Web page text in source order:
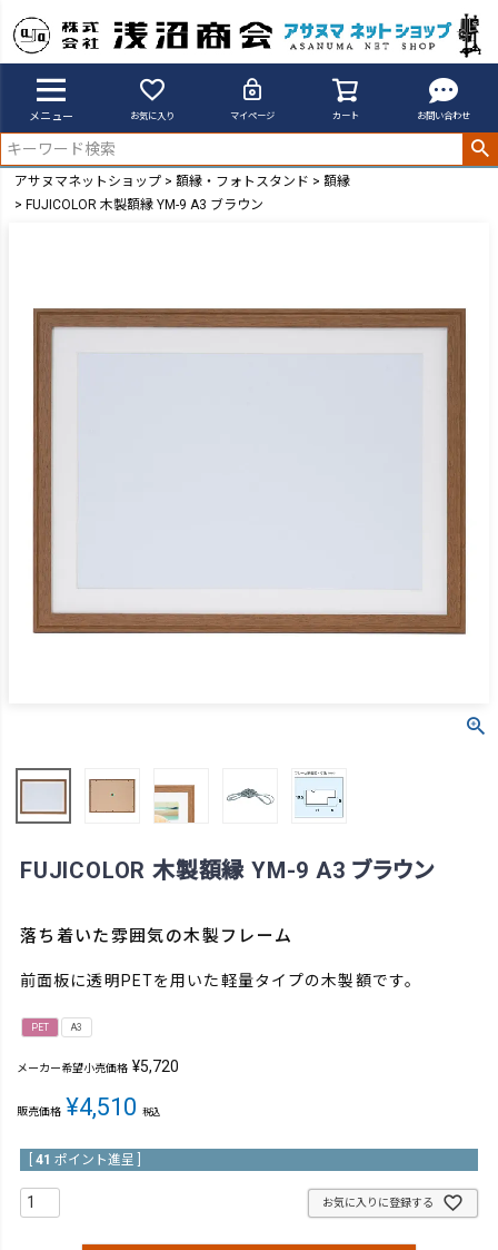
メニュー お気に入り マイページ カート お問い合わせ
アサヌマネットショップ 額縁・フォトスタンド
額縁
FUJICOLOR 木製額縁 YM-9 A3 ブラウン
FUJICOLOR 木製額縁 YM-9 A3 ブラウン
落ち着いた雰囲気の木製フレーム
前面板に透明PETを用いた軽量タイプの木製額です。
PET A3
メーカー希望小売価格 ¥5,720
販売価格 ¥4,510 税込
41 ポイント進呈 ]
お気に入りに登録する